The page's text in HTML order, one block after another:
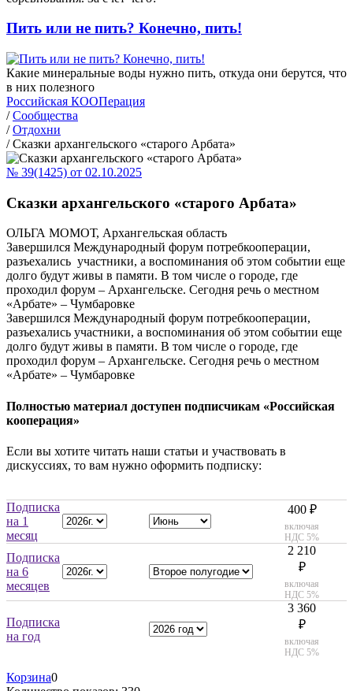
Пить или не пить? Конечно, пить!
Какие минеральные воды нужно пить, откуда они берутся, что
в них полезного
Российская КООПерация
/ Сообщества
/ Отдохни
/ Сказки архангельского «старого Арбата»
№ 39(1425) от 02.10.2025
Сказки архангельского «старого Арбата»
ОЛЬГА МОМОТ, Архангельская область
Завершился Международный форум потребкооперации,
разъехались участники, а воспоминания об этом событии еще
долго будут живы в памяти. В том числе о городе, где
проходил форум – Архангельске. Сегодня речь о местном
«Арбате» – Чумбаровке
Завершился Международный форум потребкооперации,
разъехались участники, а воспоминания об этом событии еще
долго будут живы в памяти. В том числе о городе, где
проходил форум – Архангельске. Сегодня речь о местном
«Арбате» – Чумбаровке
Полностью материал доступен подписчикам «Российская
кооперация»
Если вы хотите читать наши статьи и участвовать в
дискуссиях, то вам нужно оформить подписку:
Подписка
на 1
месяц
400 ₽
включая
НДС 5%
Подписка
на 6
месяцев
2 210
₽
включая
НДС 5%
Подписка
на год
3 360
₽
включая
НДС 5%
Корзина0